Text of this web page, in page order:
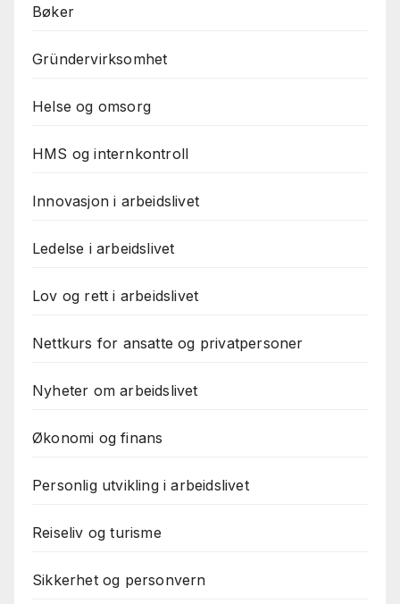
Bøker
Gründervirksomhet
Helse og omsorg
HMS og internkontroll
Innovasjon i arbeidslivet
Ledelse i arbeidslivet
Lov og rett i arbeidslivet
Nettkurs for ansatte og privatpersoner
Nyheter om arbeidslivet
Økonomi og finans
Personlig utvikling i arbeidslivet
Reiseliv og turisme
Sikkerhet og personvern